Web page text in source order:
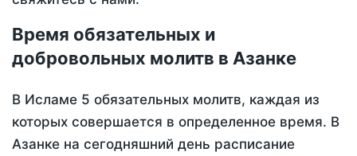
Время обязательных и
добровольных молитв в Азанке
В Исламе 5 обязательных молитв, каждая из
которых совершается в определенное время. В
Азанке на сегодняшний день расписание